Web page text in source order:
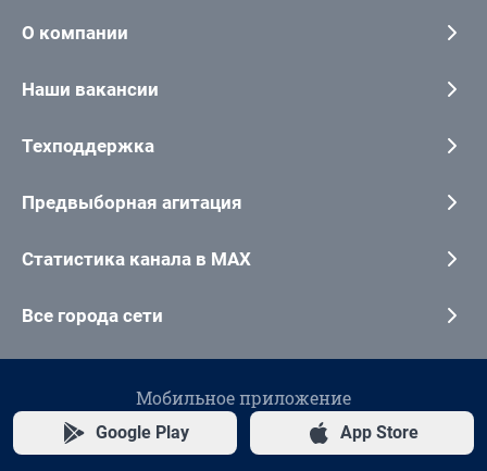
О компании
Наши вакансии
Техподдержка
Предвыборная агитация
Статистика канала в MAX
Все города сети
Мобильное приложение
Google Play App Store